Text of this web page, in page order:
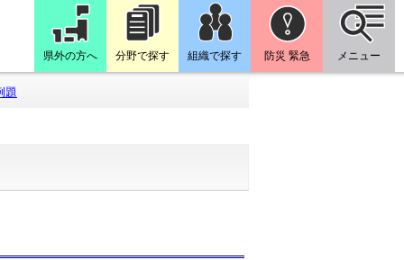
県外の方へ 分野で探す 組織で探す 防災 緊急 メニュー
題